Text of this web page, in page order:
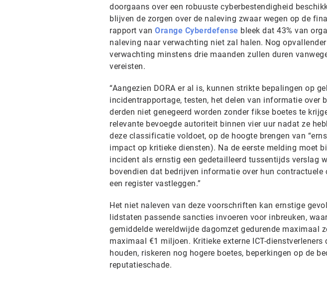
doorgaans over een robuuste cyberbestendigheid
blijven de zorgen over de naleving zwaar wegen op de
rapport van Orange Cyberdefense bleek dat 43% van
naleving naar verwachting niet zal halen. Nog
verwachting minstens drie maanden zullen duren
vereisten.
“Aangezien DORA er al is, kunnen strikte bepalingen op
incidentrapportage, testen, het delen van informatie over
derden niet genegeerd worden zonder fikse boetes te
relevante bevoegde autoriteit binnen vier uur nadat ze
deze classificatie voldoet, op de hoogte brengen van
impact op kritieke diensten). Na de eerste melding moet
incident als ernstig een gedetailleerd tussentijds verslag
bovendien dat bedrijven informatie over hun contractuele
een register vastleggen.”
Het niet naleven van deze voorschriften kan ernstige
lidstaten passende sancties invoeren voor inbreuken,
gemiddelde wereldwijde dagomzet gedurende maximaal
maximaal €1 miljoen. Kritieke externe ICT-
houden, riskeren nog hogere boetes, beperkingen op de
reputatieschade.